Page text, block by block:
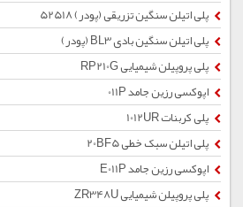
پلی اتیلن سنگین تزریقی (پودر) 52518
پلی اتیلن سنگین بادی BL3 (پودر)
پلی پروپیلن شیمیایی RP210G
اپوکسی رزین جامد 011P
پلی کربنات 1012UR
پلی اتیلن سبک خطی 20BF5
اپوکسی رزین جامد E011P
پلی پروپیلن شیمیایی ZR348U